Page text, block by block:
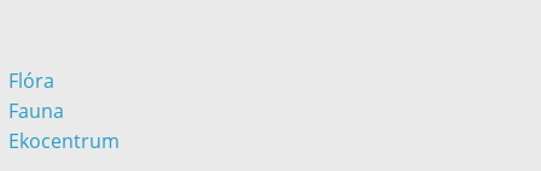
Flóra
Fauna
Ekocentrum